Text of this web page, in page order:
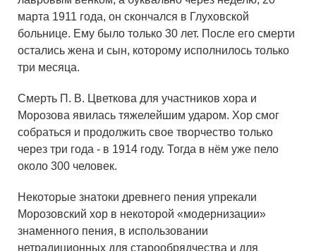
марта 1911 года, он скончался в Глуховской
больнице. Ему было только 30 лет. После его смерти
остались жена и сын, которому исполнилось только
три месяца.
Смерть П. В. Цветкова для участников хора и
Морозова явилась тяжелейшим ударом. Хор смог
собраться и продолжить свое творчество только
через три года - в 1914 году. Тогда в нём уже пело
около 300 человек.
Некоторые знатоки древнего пения упрекали
Морозовский хор в некоторой «модернизации»
знаменного пения, в использовании
нетрадиционных для старообрядчества и для